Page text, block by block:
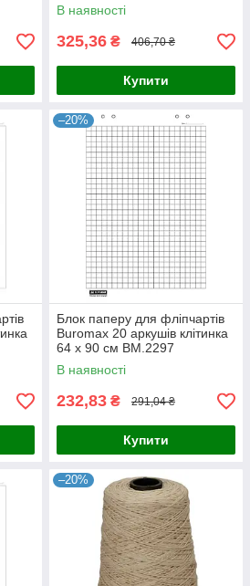
В наявності
325,36 ₴ 406,70 ₴
Купити
–20%
Блок паперу для фліпчартів
Buromax 20 аркушів клітинка
64 х 90 см BM.2297
В наявності
232,83 ₴ 291,04 ₴
Купити
–20%